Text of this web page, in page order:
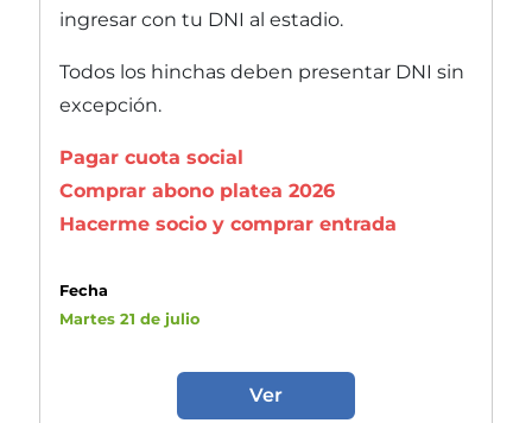
ingresar con tu DNI al estadio.
Todos los hinchas deben presentar DNI sin
excepción.
Pagar cuota social
Comprar abono platea 2026
Hacerme socio y comprar entrada
Fecha
Martes 21 de julio
Ver